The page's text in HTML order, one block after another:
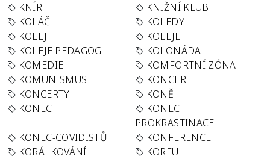
KNÍR
KNIŽNÍ KLUB
KOLÁČ
KOLEDY
KOLEJ
KOLEJE
KOLEJE PEDAGOG
KOLONÁDA
KOMEDIE
KOMFORTNÍ ZÓNA
KOMUNISMUS
KONCERT
KONCERTY
KONĚ
KONEC
KONEC
PROKRASTINACE
KONEC-COVIDISTŮ
KONFERENCE
KORÁLKOVÁNÍ
KORFU